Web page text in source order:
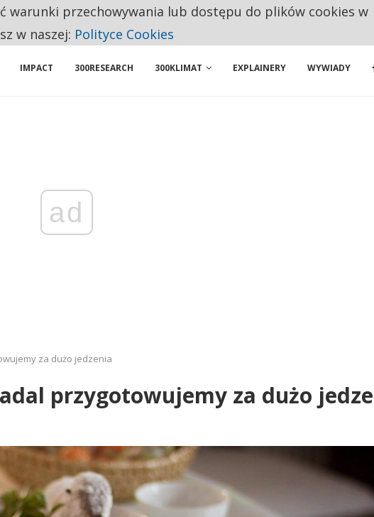
NA PODSTAWOWE ZAKUPY
IMPACT 300RESEARCH 300KLIMAT EXPLAINERY WYWIADY
ad
za dużo jedzenia
przygotowujemy za dużo
warunki przechowywania lub dostępu do plików cookies w
w naszej: Polityce Cookies